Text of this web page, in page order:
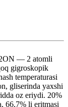
— 2 atomli
gigroskopik
temperaturasi
gliserinda yaxshi
oz eriydi. 20%
66,7% li eritmasi